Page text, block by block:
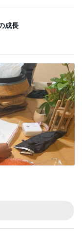
成長